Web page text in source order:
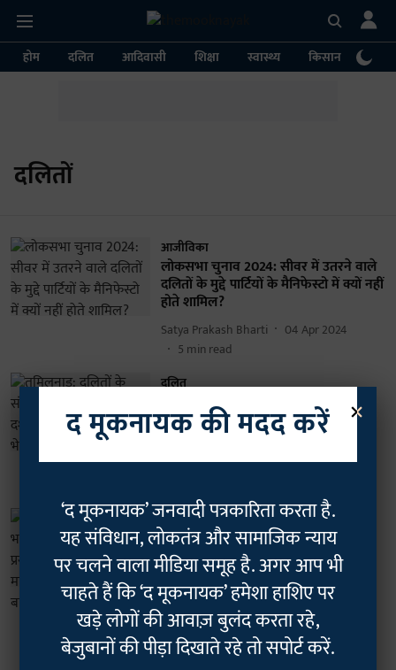
होम दलित आदिवासी शिक्षा स्वास्थ्य किसान
दलितों
आजीविका
लोकसभा चुनाव 2024: सीवर में उतरने वाले
दलितों के मुद्दे पार्टियों के मैनिफेस्टो में क्यों नहीं
होते शामिल?
Satya Prakash Bharti
04 Apr 2024
5 min read
दलित
तमिलनाडु: दलितों के संघर्ष ने रचा इतिहास,
एक दशक बाद तोड़ी गई जातीय भेदभाव की
दीवार!
The Mooknayak
17 Feb 2024
दलित
"दलितों के पैसों से भगवान को भोग नहीं
लगेगा, प्रसादी अपवित्र हो जाएगी," मामले में
FIR के एक महीने बाद भी नहीं हुई कार्रवाई!
Abdul Mahir 09 Feb 2024 5min read
Read More
×
द मूकनायक की मदद करें
‘द मूकनायक’ जनवादी पत्रकारिता करता है.
यह संविधान, लोकतंत्र और सामाजिक न्याय
पर चलने वाला मीडिया समूह है. अगर आप भी
चाहते हैं कि ‘द मूकनायक’ हमेशा हाशिए पर
खड़े लोगों की आवाज़ बुलंद करता रहे,
बेजुबानों की पीड़ा दिखाते रहे तो सपोर्ट करें.